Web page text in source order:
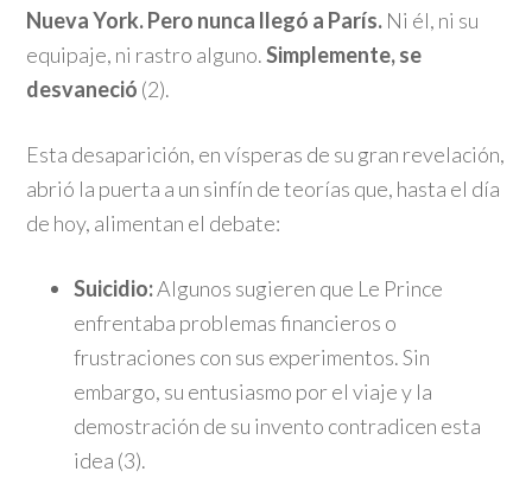
Nueva York. Pero nunca llegó a París. Ni él, ni su
equipaje, ni rastro alguno.Simplemente, se
desvaneció (2).
Esta desaparición, en vísperas de su gran revelación,
abrió la puerta a un sinfín de teorías que, hasta el día
de hoy, alimentan el debate:
Suicidio:Algunos sugieren que Le Prince
enfrentaba problemas financieros o
frustraciones con sus experimentos. Sin
embargo, su entusiasmo por el viaje y la
demostración de su invento contradicen esta
idea (3).